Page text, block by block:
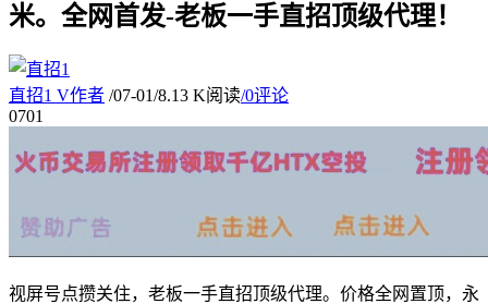
米。全网首发-老板一手直招顶级代理！
直招1 V作者 /07-01/8.13 K阅读/0评论
0701
视屏号点攒关住，老板一手直招顶级代理。价格全网置顶，永